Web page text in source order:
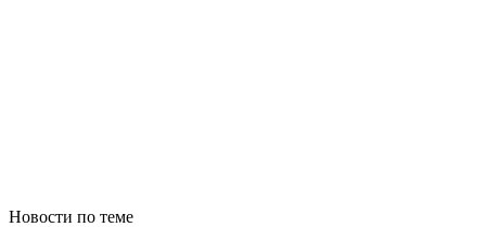
Новости по теме